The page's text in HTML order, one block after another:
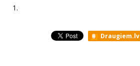
1.
Draugiem.lv